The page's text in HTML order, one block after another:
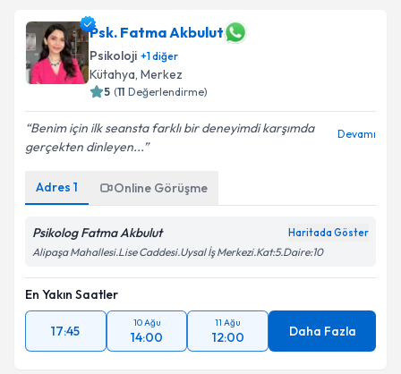
Psk. Fatma Akbulut
Psikoloji +1diğer
Kütahya, Merkez
5 (11 Değerlendirme)
Benim için ilk seansta farklı bir deneyimdi karşımda
gerçekten dinleyen...
Devamı
Adres 1 Online Görüşme
Psikolog Fatma Akbulut Haritada Göster
Alipaşa Mahallesi.Lise Caddesi.Uysal İş Merkezi.Kat:5.Daire:10
En Yakın Saatler
17:45
10 Ağu
14:00
11 Ağu
12:00 Daha Fazla